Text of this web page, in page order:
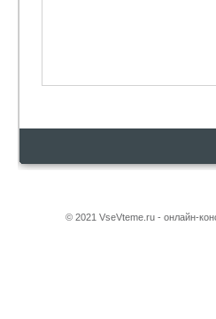
© 2021 VseVteme.ru - онлайн-